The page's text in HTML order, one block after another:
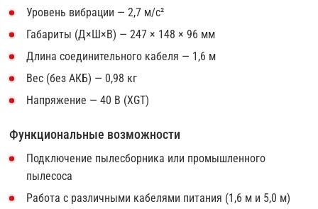
Уровень вибрации — 2,7 м/с²
Габариты (Д×Ш×В) — 247 × 148 × 96 мм
Длина соединительного кабеля — 1,6 м
Вес (без АКБ) — 0,98 кг
Напряжение — 40 В (XGT)
Функциональные возможности
Подключение пылесборника или промышленного
пылесоса
Работа с различными кабелями питания (1,6 м и 5,0 м)